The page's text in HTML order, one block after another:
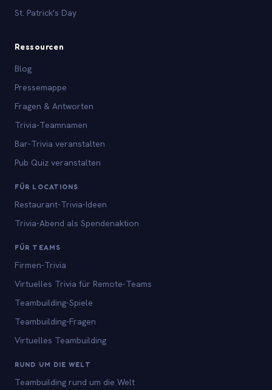
St. Patrick's Day
Ressourcen
Blog
Pressemappe
Fragen & Antworten
Trivia-Teamnamen
Bar-Trivia veranstalten
Pub Quiz veranstalten
FÜR LOCATIONS
Restaurant-Trivia-Ideen
Trivia-Abend als Spendenaktion
FÜR TEAMS
Firmen-Trivia
Virtuelles Trivia für Remote-Teams
Teambuilding-Spiele
Teambuilding-Fragen
Virtuelles Teambuilding
RUND UM DIE WELT
Teambuilding rund um die Welt